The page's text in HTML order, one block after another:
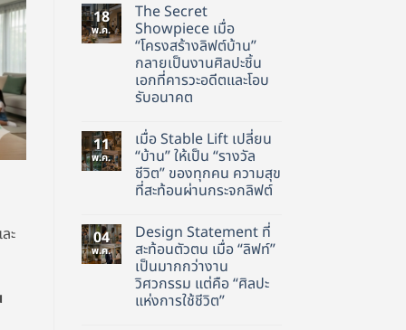
ะ
เห็น
บน
เพิ่ม
มูลค่า
บ้าน
อย่าง
มี
สไตล์
การ
ที่มา
กก
ว่า
ความ
สะดวก
สบาย
คือ
ยก
ระดับ
อสังหาริมทรัพย์
สู่
อนาคต
18
พ.ค.
The Secret
Showpiece เมื่อ
“โครงสร้างลิฟต์บ้าน”
กลายเป็นงานศิลปะชิ้น
เอกที่คารวะอดีตและโอบ
รับอนาคต
ความ
เห็น
บน
The
Secret
Showpiece
เมื่อ
บ้าน”
กลาย
เป็น
งาน
ศิลปะ
ชิ้น
เอก
11
พ.ค.
เมื่อ Stable Lift เปลี่ยน
“บ้าน” ให้เป็น “รางวัล
ชีวิต” ของทุกคน ความสุข
ที่สะท้อนผ่านกระจกลิฟต์
เห็น
บน
เมื่อ
Stable
Lift
เปลี่ยน
“บ้าน”
04
พ.ค.
Design Statement ที่
สะท้อนตัวตน เมื่อ “ลิฟท์”
เป็นมากกว่างาน
วิศวกรรม แต่คือ “ศิลปะ
แห่งการใช้ชีวิต”